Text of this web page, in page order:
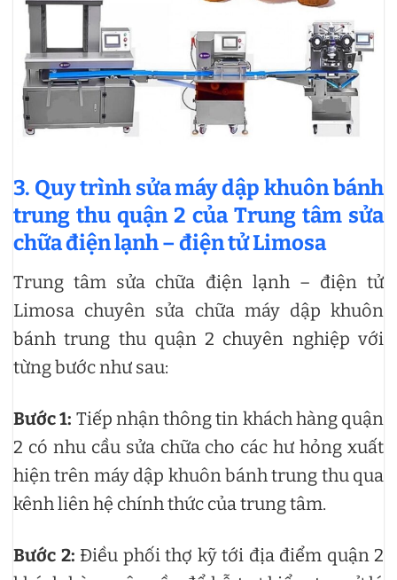
3. Quy trình sửa máy dập khuôn bánh
trung thu quận 2 của Trung tâm sửa
chữa điện lạnh – điện tử Limosa
Trung tâm sửa chữa điện lạnh – điện tử
Limosa chuyên sửa chữa máy dập khuôn
bánh trung thu quận 2 chuyên nghiệp với
từng bước như sau:
Bước 1: Tiếp nhận thông tin khách hàng quận
2 có nhu cầu sửa chữa cho các hư hỏng xuất
hiện trên máy dập khuôn bánh trung thu qua
kênh liên hệ chính thức của trung tâm.
Bước 2: Điều phối thợ kỹ tới địa điểm quận 2